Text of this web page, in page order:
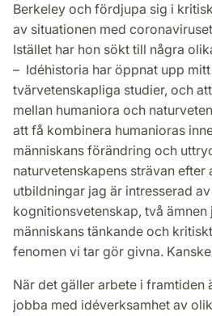
Berkeley och fördjupa sig i
av situationen med
Istället har hon sökt till några
– Idéhistoria har öppnat upp
tvärvetenskapliga studier, och
mellan humaniora och
att få kombinera humanioras
människans förändring och
naturvetenskapens strävan efter
utbildningar jag är intresserad
kognitionsvetenskap, två ämnen
människans tänkande och
fenomen vi tar gör givna.
När det gäller arbete i framtiden
jobba med idéverksamhet av